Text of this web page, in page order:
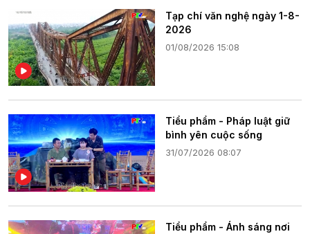
Tạp chí văn nghệ ngày 1-8-
2026
01/08/2026 15:08
Tiểu phẩm - Pháp luật giữ
bình yên cuộc sống
31/07/2026 08:07
Tiểu phẩm - Ánh sáng nơi